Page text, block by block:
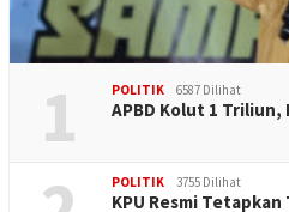
1 POLITIK 6587 Dilihat
APBD Kolut 1
POLITIK 3755 Dilihat
KPU Resmi